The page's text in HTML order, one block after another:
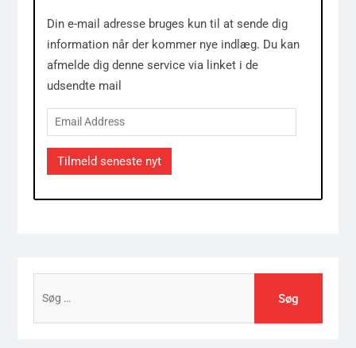
Din e-mail adresse bruges kun til at sende dig
information når der kommer nye indlæg. Du kan
afmelde dig denne service via linket i de
udsendte mail
Email
Address
Tilmeld seneste nyt
efter: